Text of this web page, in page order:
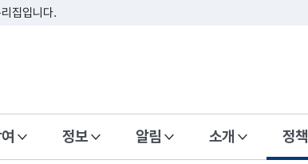
집입니다.
정보 알림 소개 정책